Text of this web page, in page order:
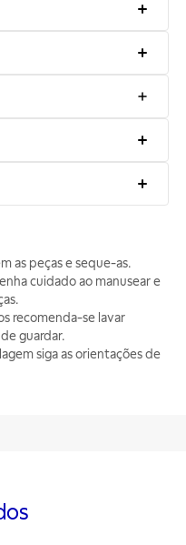
as peças e seque-as.
cuidado ao manusear e
recomenda-se lavar
guardar.
siga as orientações de